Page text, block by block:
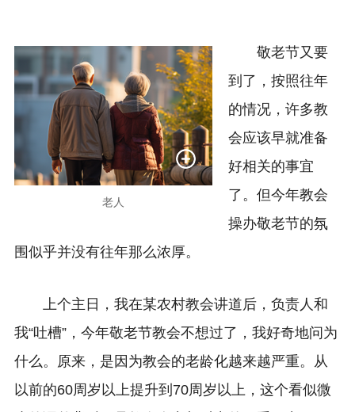
老人
敬老节又要
到了，按照往年
的情况，许多教
会应该早就准备
好相关的事宜
了。但今年教会
操办敬老节的氛
围似乎并没有往年那么浓厚。
上个主日，我在某农村教会讲道后，负责人和
我“吐槽”，今年敬老节教会不想过了，我好奇地问为
什么。原来，是因为教会的老龄化越来越严重。从
以前的60周岁以上提升到70周岁以上，这个看似微